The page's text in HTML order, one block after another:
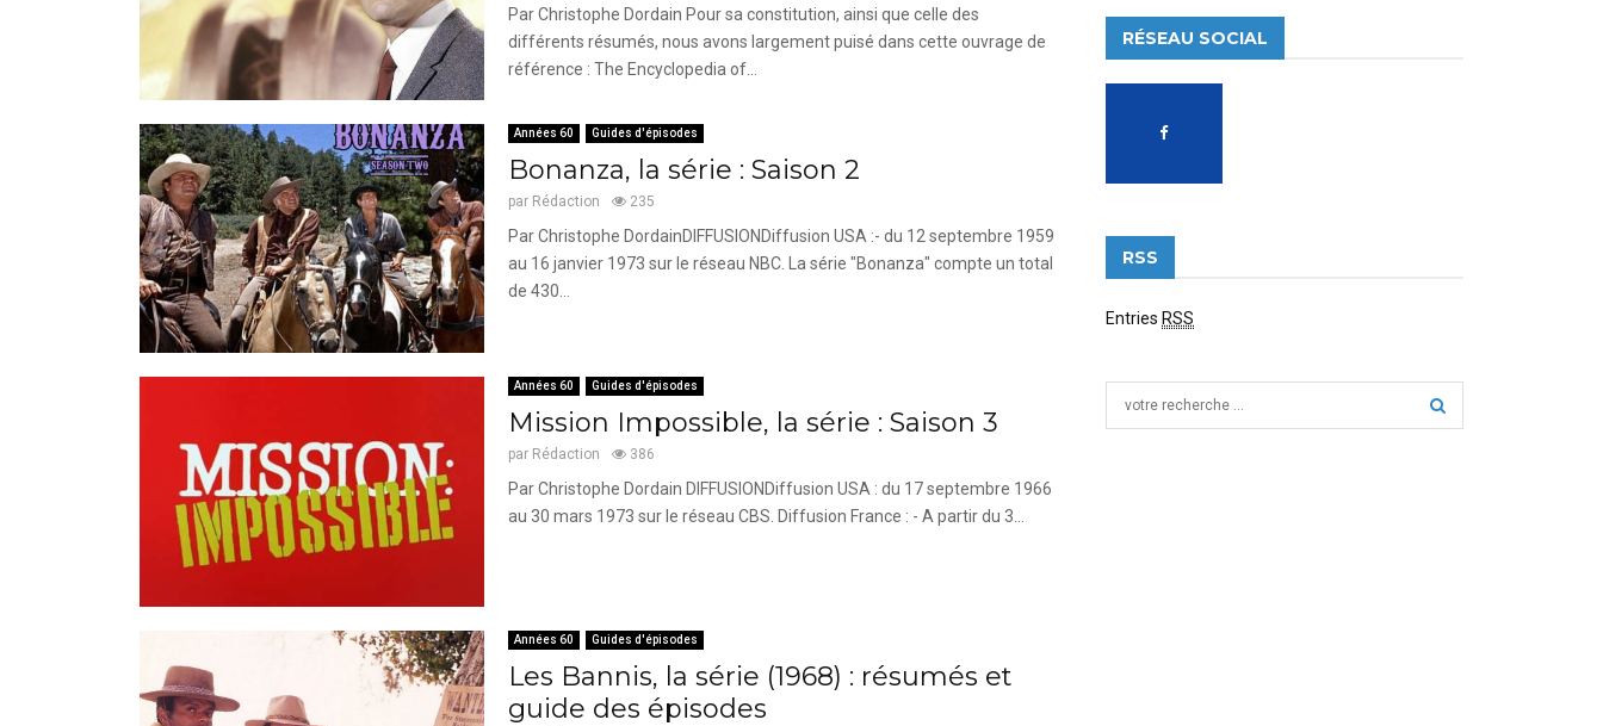
Par Christophe Dordain Pour sa constitution, ainsi que celle des
différents résumés, nous avons largement puisé dans cette ouvrage de
référence : The Encyclopedia of...
Années 60 Guides d'épisodes
Bonanza, la série : Saison 2
par Rédaction 235
Par Christophe DordainDIFFUSIONDiffusion USA :- du 12 septembre 1959
au 16 janvier 1973 sur le réseau NBC. La série "Bonanza" compte un total
de 430...
Années 60 Guides d'épisodes
Mission Impossible, la série : Saison 3
par Rédaction 386
Par Christophe Dordain DIFFUSIONDiffusion USA : du 17 septembre 1966
au 30 mars 1973 sur le réseau CBS. Diffusion France : - A partir du 3...
Années 60 Guides d'épisodes
Les Bannis, la série (1968) : résumés et
guide des épisodes
RÉSEAU SOCIAL
RSS
Entries RSS